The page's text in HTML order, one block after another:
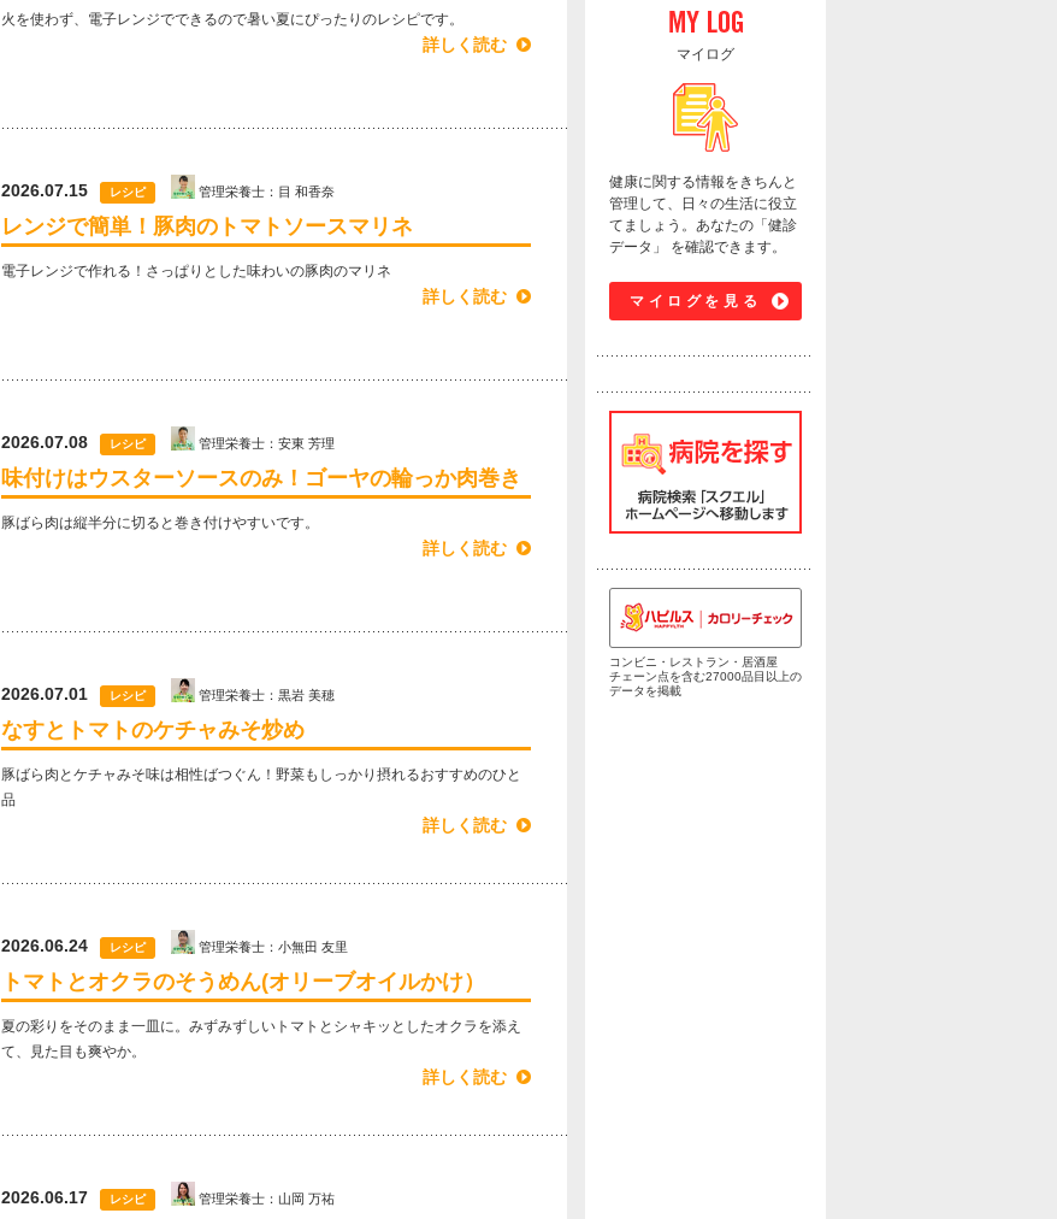
火を使わず、電子レンジでできるので暑い夏にぴったりのレシピです。
詳しく読む
2026.07.15 レシピ 管理栄養士：目 和香奈
レンジで簡単！豚肉のトマトソースマリネ
電子レンジで作れる！さっぱりとした味わいの豚肉のマリネ
詳しく読む
2026.07.08 レシピ 管理栄養士：安東 芳理
味付けはウスターソースのみ！ゴーヤの輪っか肉巻き
豚ばら肉は縦半分に切ると巻き付けやすいです。
詳しく読む
2026.07.01 レシピ 管理栄養士：黒岩 美穂
なすとトマトのケチャみそ炒め
豚ばら肉とケチャみそ味は相性ばつぐん！野菜もしっかり摂れるおすすめのひと
品
詳しく読む
2026.06.24 レシピ 管理栄養士：小無田 友里
トマトとオクラのそうめん(オリーブオイルかけ）
夏の彩りをそのまま一皿に。みずみずしいトマトとシャキッとしたオクラを添え
て、見た目も爽やか。
詳しく読む
2026.06.17 レシピ 管理栄養士：山岡 万祐
マイログ
健康に関する情報をきちんと
管理して、日々の生活に役立
てましょう。あなたの「健診
データ」 を確認できます。
マイログを見る
コンビニ・レストラン・居酒屋
チェーン点を含む27000品目以上の
データを掲載